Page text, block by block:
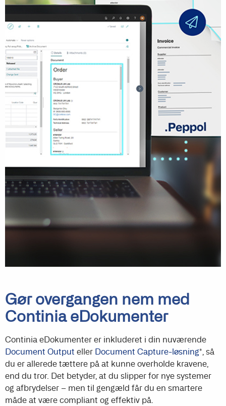
Gør overgangen nem med
Continia eDokumenter
Continia eDokumenter er inkluderet i din nuværende
Document Output eller Document Capture-løsning*, så
du er allerede tættere på at kunne overholde kravene,
end du tror. Det betyder, at du slipper for nye systemer
og afbrydelser – men til gengæld får du en smartere
måde at være compliant og effektiv på.